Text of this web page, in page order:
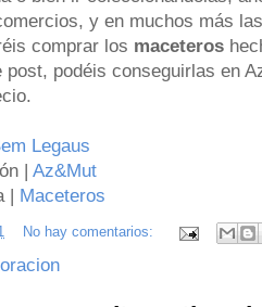
y en muchos más
comprar los maceteros
post, podéis conseguirlas en
Legaus
| Az&Mut
|
Maceteros
No hay comentarios: